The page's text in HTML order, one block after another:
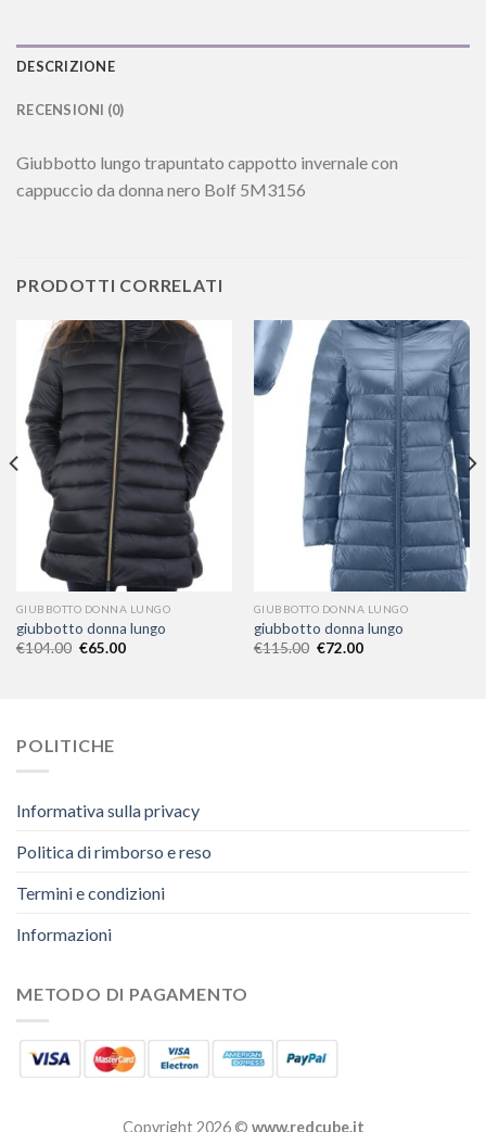
DESCRIZIONE
RECENSIONI (0)
Giubbotto lungo trapuntato cappotto invernale con
cappuccio da donna nero Bolf 5M3156
PRODOTTI CORRELATI
GIUBBOTTO DONNA LUNGO
giubbotto donna lungo
€104.00 €65.00
GIUBBOTTO DONNA LUNGO
giubbotto donna lungo
€115.00 €72.00
POLITICHE
Informativa sulla privacy
Politica di rimborso e reso
Termini e condizioni
Informazioni
METODO DI PAGAMENTO
Copyright 2026 © www.redcube.it